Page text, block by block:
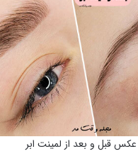
عکس قبل و بعد از لمینت ابر